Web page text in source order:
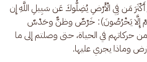
مَن فِي الْأَرْضِ يُضِلُّوكَ عَن سَبِيلِ اللَّهِ إِن
هُمْ إِلَّا يَخْرُصُونَ): خَرْصٌ وظنٌّ وحَدْسٌ
حركاتهم في الحياة، حتى وصلتم إلى ما
وماذا يجري عليها.